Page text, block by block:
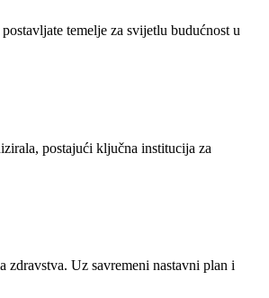
temelje za svijetlu budućnost u
postajući ključna institucija za
Uz savremeni nastavni plan i